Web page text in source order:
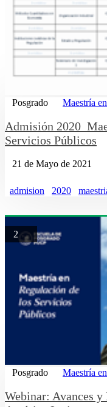
Posgrado Maestría
Admisión
Servicios Públicos
21 de Mayo de 2021
admision 2020
2
Posgrado Maestría
Webinar: Avances